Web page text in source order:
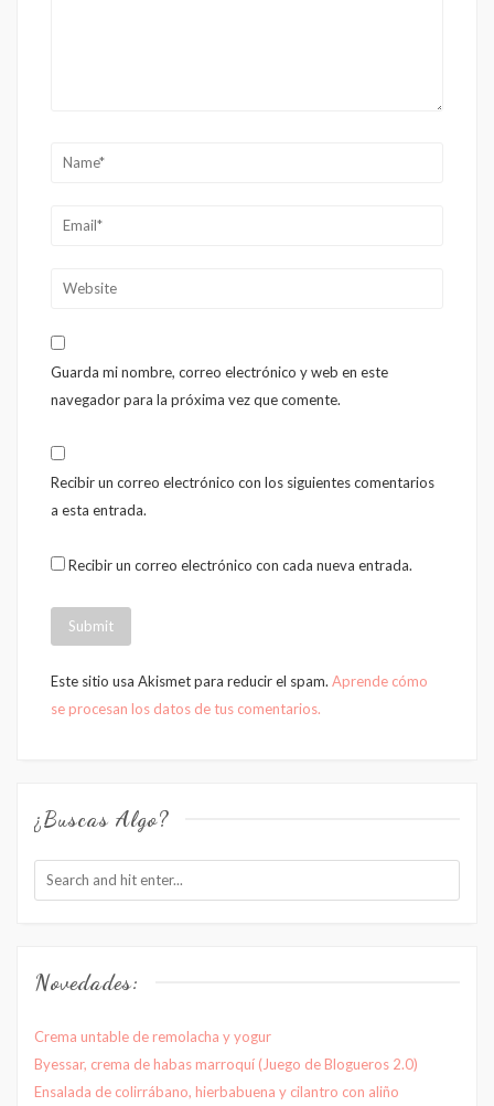
Guarda mi nombre, correo electrónico y web en este
navegador para la próxima vez que comente.
Recibir un correo electrónico con los siguientes comentarios
a esta entrada.
Recibir un correo electrónico con cada nueva entrada.
Este sitio usa Akismet para reducir el spam. Aprende cómo
se procesan los datos de tus comentarios.
¿Buscas Algo?
Novedades:
Crema untable de remolacha y yogur
Byessar, crema de habas marroquí (Juego de Blogueros 2.0)
Ensalada de colirrábano, hierbabuena y cilantro con aliño